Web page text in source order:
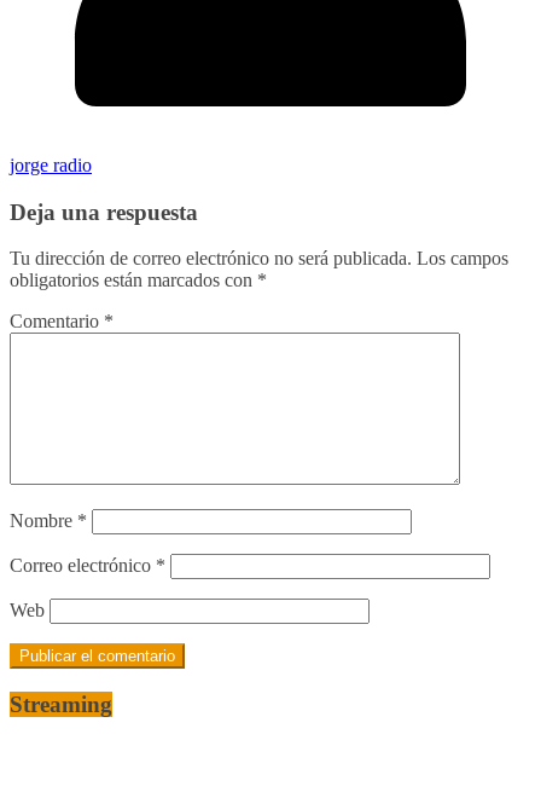
jorge radio
Deja una respuesta
Tu dirección de correo electrónico no será publicada. Los campos
obligatorios están marcados con *
Comentario *
Nombre *
Correo electrónico *
Web
Streaming